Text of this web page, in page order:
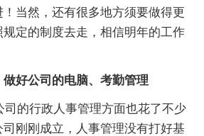
当然，还有很多地方须要做得更
定的制度去走，相信明年的工作
好公司的电脑、考勤管理
司的行政人事管理方面也花了不少
刚刚成立，人事管理没有打好基